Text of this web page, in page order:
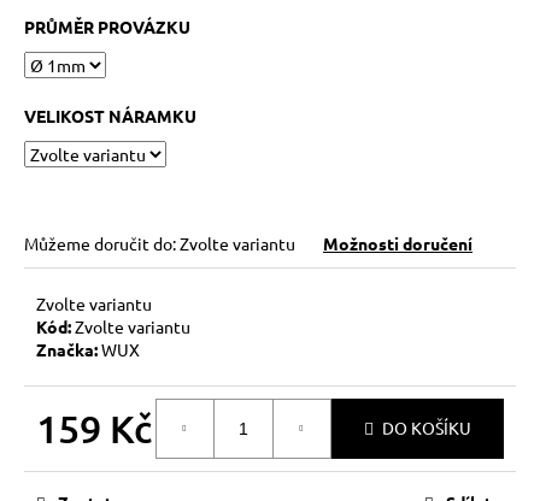
PRŮMĚR PROVÁZKU
VELIKOST NÁRAMKU
Můžeme doručit do:Zvolte variantu Možnosti doručení
Zvolte variantu
Kód:Zvolte variantu
Značka:WUX
159 Kč DO KOŠÍKU
e
HEMATITOVÉ
SRDÍČKO
–
PORVÁZKOVÝ
Kč
Kč